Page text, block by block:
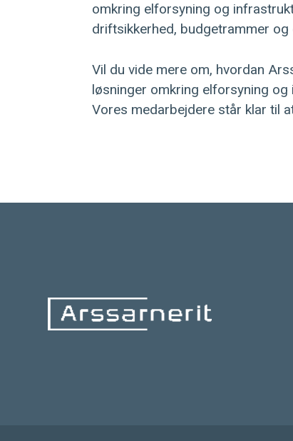
omkring elforsyning og
driftsikkerhed, budgetrammer
Vil du vide mere om, hvordan
løsninger omkring elforsyning
Vores medarbejdere står klar til